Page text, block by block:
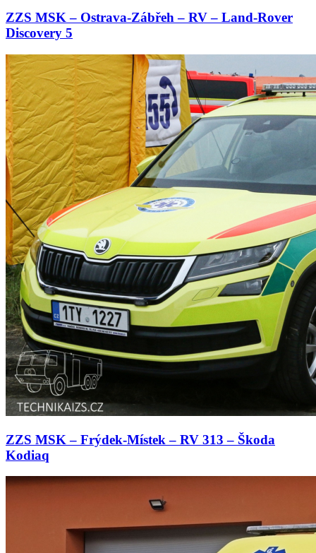
ZZS MSK – Ostrava-Zábřeh – RV – Land-Rover
Discovery 5
ZZS MSK – Frýdek-Místek – RV 313 – Škoda
Kodiaq